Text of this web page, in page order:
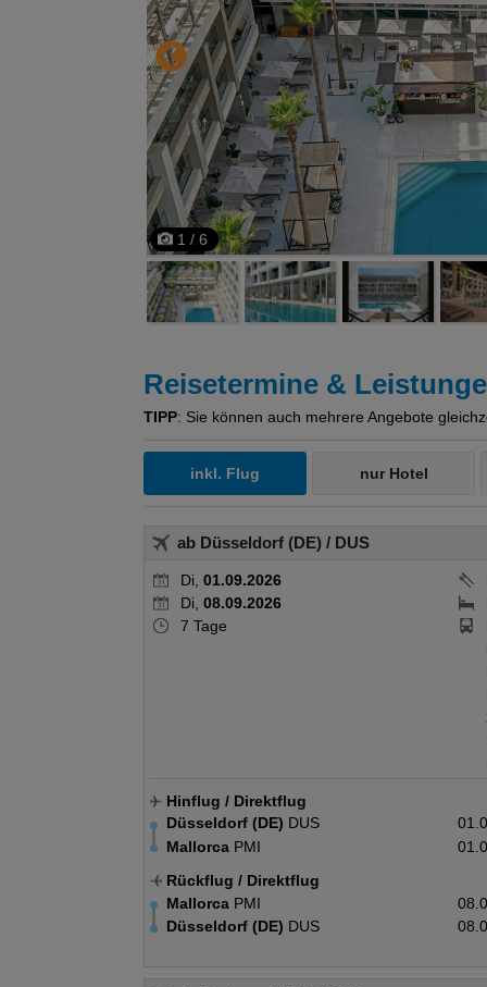
1 / 6
Reisetermine &
TIPP: Sie können auch mehrere Angebote
inkl. Flug nur Hotel
ab Düsseldorf (DE) / DUS
Di, 01.09.2026
Di, 08.09.2026
7 Tage
Hinflug / Direktflug
Düsseldorf (DE) DUS
Mallorca PMI
Rückflug / Direktflug
Mallorca PMI
Düsseldorf (DE) DUS